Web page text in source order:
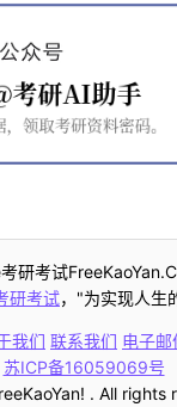
研考试
研考试，"为实现人生
我们 联系我们 电子邮
苏ICP备16059069号
. All rights